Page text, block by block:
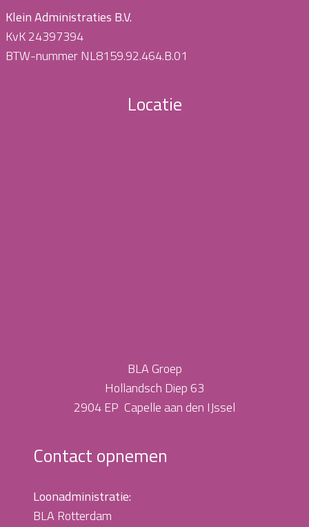
Klein Administraties B.V.
KvK 24397394
BTW-nummer NL8159.92.464.B.01
Locatie
BLA Groep
Hollandsch Diep 63
2904 EP Capelle aan den IJssel
Contact opnemen
Loonadministratie:
BLA Rotterdam